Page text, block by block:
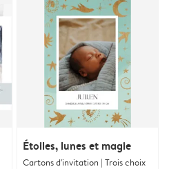
Étoiles, lunes et magie
Cartons d'invitation | Trois choix